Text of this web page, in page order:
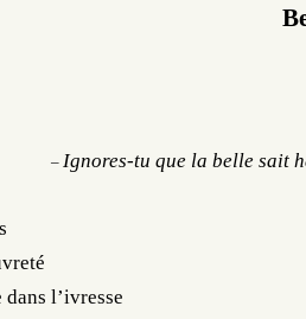
– Ignores-tu que la belle sait
l’ivresse